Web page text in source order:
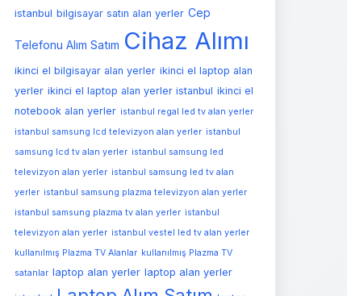
istanbul bilgisayar satın alan yerler Cep
Telefonu Alım Satım Cihaz Alımı
ikinci el bilgisayar alan yerler ikinci el laptop alan
yerler ikinci el laptop alan yerler istanbul ikinci el
notebook alan yerler istanbul regal led tv alan yerler
istanbul samsung lcd televizyon alan yerler istanbul
samsung lcd tv alan yerler istanbul samsung led
televizyon alan yerler istanbul samsung led tv alan
yerler istanbul samsung plazma televizyon alan yerler
istanbul samsung plazma tv alan yerler istanbul
televizyon alan yerler istanbul vestel led tv alan yerler
kullanılmış Plazma TV Alanlar kullanılmış Plazma TV
satanlar laptop alan yerler laptop alan yerler